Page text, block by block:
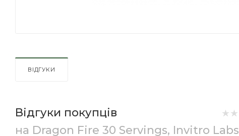
ВІДГУКИ
Відгуки покупців
на Dragon Fire 30 Servings, Invitro Labs